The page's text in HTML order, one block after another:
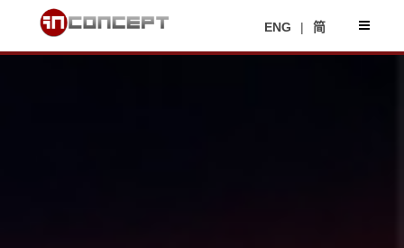
ENG | 简